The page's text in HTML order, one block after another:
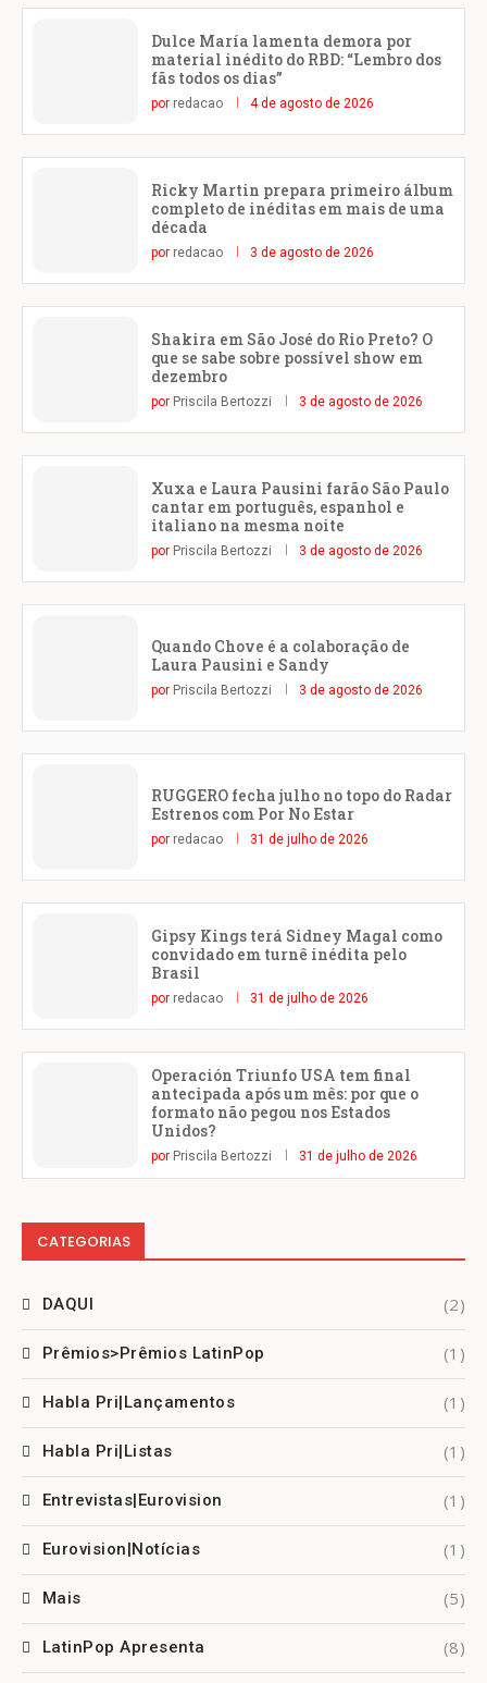
Dulce María lamenta demora por
material inédito do RBD: “Lembro dos
fãs todos os dias”
por redacao 4 de agosto de 2026
Ricky Martin prepara primeiro álbum
completo de inéditas em mais de uma
década
por redacao 3 de agosto de 2026
Shakira em São José do Rio Preto? O
que se sabe sobre possível show em
dezembro
por Priscila Bertozzi 3 de agosto de 2026
Xuxa e Laura Pausini farão São Paulo
cantar em português, espanhol e
italiano na mesma noite
por Priscila Bertozzi 3 de agosto de 2026
Quando Chove é a colaboração de
Laura Pausini e Sandy
por Priscila Bertozzi 3 de agosto de 2026
RUGGERO fecha julho no topo do Radar
Estrenos com Por No Estar
por redacao 31 de julho de 2026
Gipsy Kings terá Sidney Magal como
convidado em turnê inédita pelo
Brasil
por redacao 31 de julho de 2026
Operación Triunfo USA tem final
antecipada após um mês: por que o
formato não pegou nos Estados
Unidos?
por Priscila Bertozzi 31 de julho de 2026
CATEGORIAS
DAQUI (2)
Prêmios>Prêmios LatinPop (1)
Habla Pri|Lançamentos (1)
Habla Pri|Listas (1)
Entrevistas|Eurovision (1)
Eurovision|Notícias (1)
Mais (5)
LatinPop Apresenta (8)